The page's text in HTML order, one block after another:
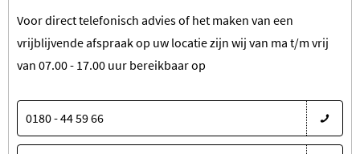
Voor direct telefonisch advies of het maken van een
vrijblijvende afspraak op uw locatie zijn wij van ma t/m vrij
van 07.00 - 17.00 uur bereikbaar op
0180 - 44 59 66